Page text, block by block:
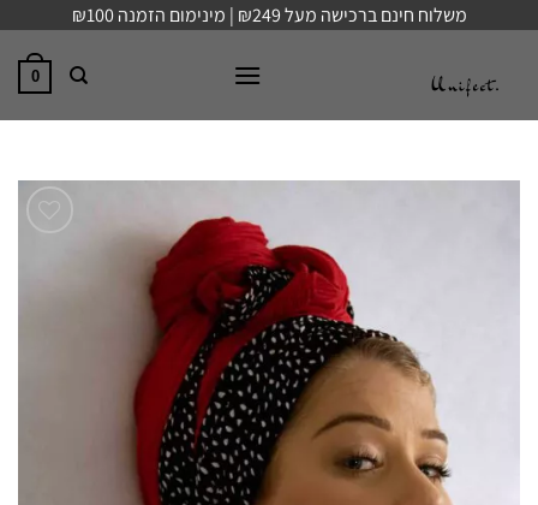
content
משלוח חינם ברכישה מעל ₪249 | מינימום הזמנה ₪100
0